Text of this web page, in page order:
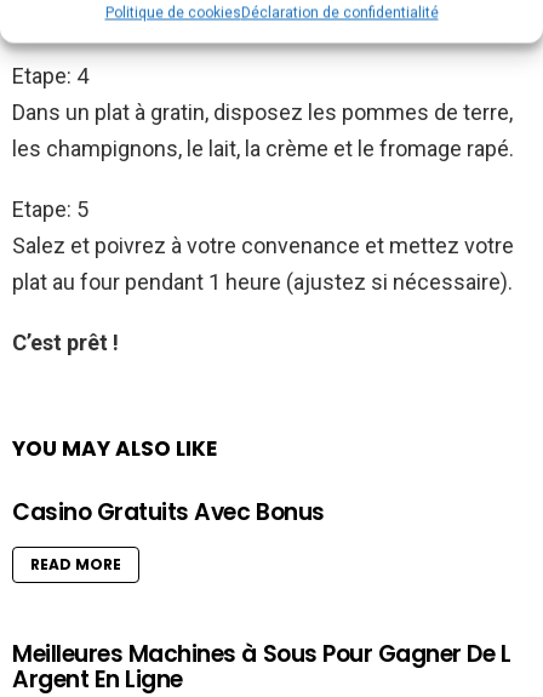
Politique de cookiesDéclaration de confidentialité
morceaux.
Etape: 4
Dans un plat à gratin, disposez les pommes de terre,
les champignons, le lait, la crème et le fromage rapé.
Etape: 5
Salez et poivrez à votre convenance et mettez votre
plat au four pendant 1 heure (ajustez si nécessaire).
C’est prêt !
YOU MAY ALSO LIKE
Casino Gratuits Avec Bonus
READ MORE
Meilleures Machines à Sous Pour Gagner De L
Argent En Ligne